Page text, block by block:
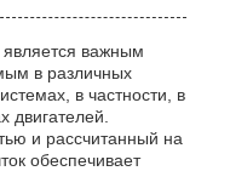
важным
в различных
в частности, в
двигателей.
и рассчитанный на
обеспечивает